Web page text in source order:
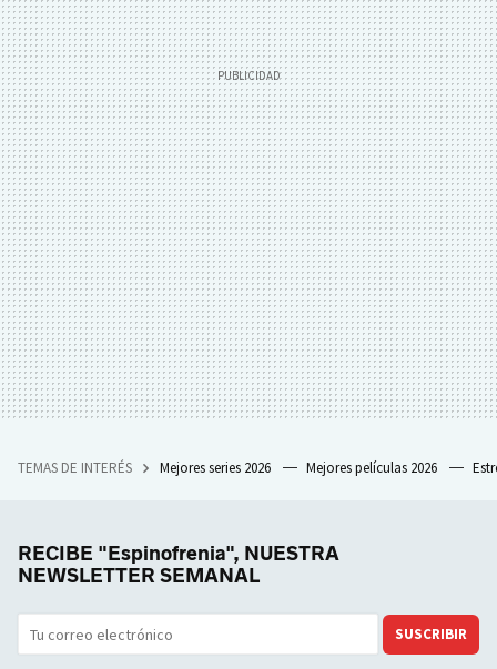
TEMAS DE INTERÉS Mejores series 2026 Mejores películas 2026
RECIBE "Espinofrenia", NUESTRA
NEWSLETTER SEMANAL
SUSCRIBIR